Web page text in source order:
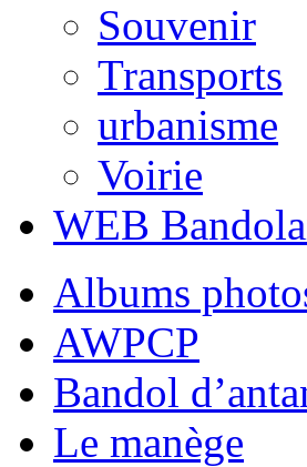
Souvenir
Transports
urbanisme
Voirie
WEB
Albums
AWPCP
Bandol
Le manège